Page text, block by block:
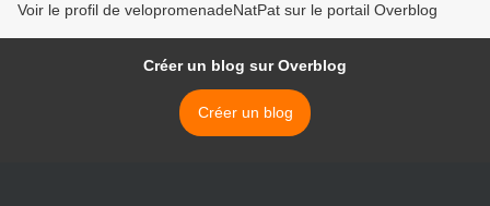
Voir le profil de velopromenadeNatPat sur le portail Overblog
Créer un blog sur Overblog
Créer un blog